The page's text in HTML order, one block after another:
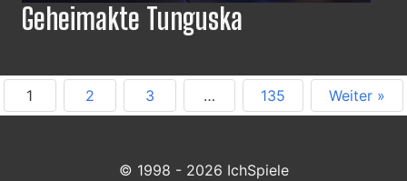
Geheimakte Tunguska
1 2 3 … 135 Weiter »
© 1998 - 2026 IchSpiele